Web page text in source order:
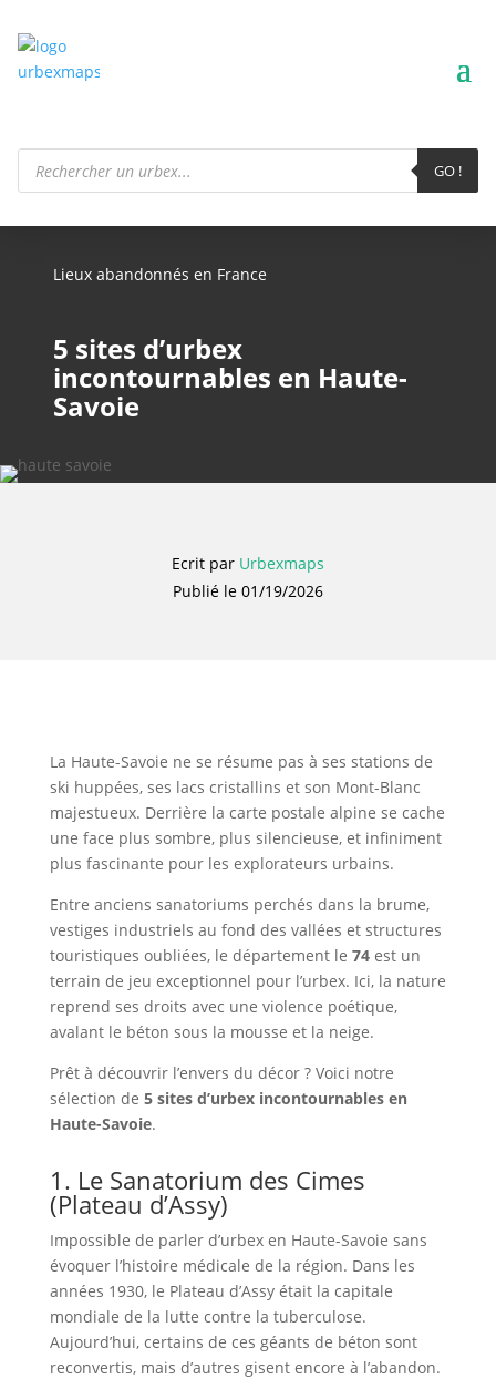
Recherche
produits
GO !
Lieux abandonnés en France
5 sites d’urbex
incontournables en Haute-
Savoie
Ecrit par Urbexmaps
Publié le 01/19/2026
La Haute-Savoie ne se résume pas à ses stations de
ski huppées, ses lacs cristallins et son Mont-Blanc
majestueux. Derrière la carte postale alpine se cache
une face plus sombre, plus silencieuse, et infiniment
plus fascinante pour les explorateurs urbains.
Entre anciens sanatoriums perchés dans la brume,
vestiges industriels au fond des vallées et structures
touristiques oubliées, le département le 74est un
terrain de jeu exceptionnel pour l’urbex. Ici, la nature
reprend ses droits avec une violence poétique,
avalant le béton sous la mousse et la neige.
Prêt à découvrir l’envers du décor ? Voici notre
sélection de 5 sites d’urbex incontournables en
Haute-Savoie.
1. Le Sanatorium des Cimes
(Plateau d’Assy)
Impossible de parler d’urbex en Haute-Savoie sans
évoquer l’histoire médicale de la région. Dans les
années 1930, le Plateau d’Assy était la capitale
mondiale de la lutte contre la tuberculose.
Aujourd’hui, certains de ces géants de béton sont
reconvertis, mais d’autres gisent encore à l’abandon.